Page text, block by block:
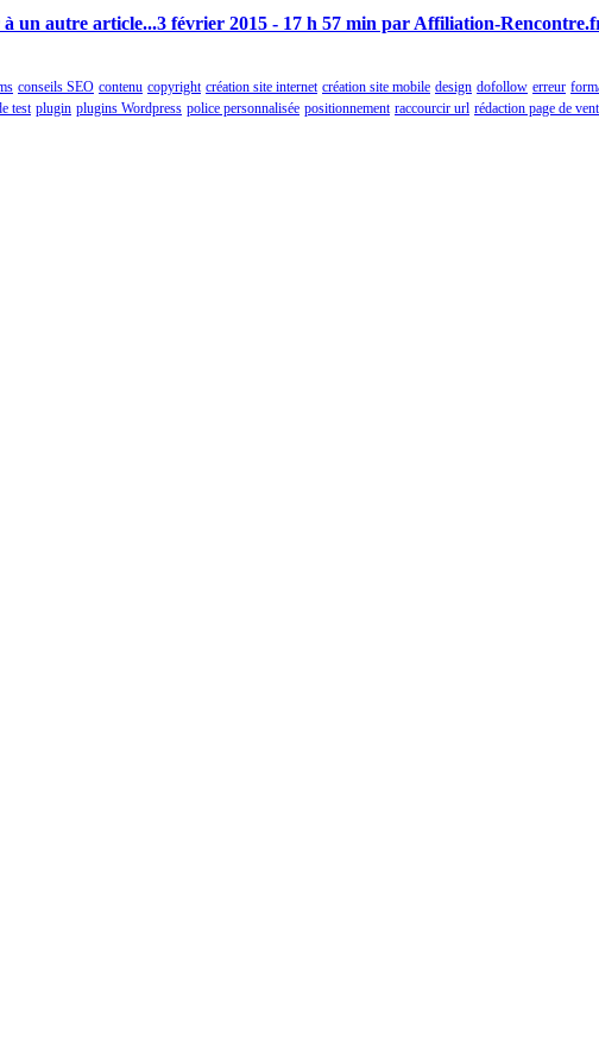
un autre article...3 février 2015 - 17 h 57 min par Affiliation-
conseils SEO contenu copyright création site internet création site mobile design dofollow erreur
test plugin plugins Wordpress police personnalisée positionnement raccourcir url rédaction page de